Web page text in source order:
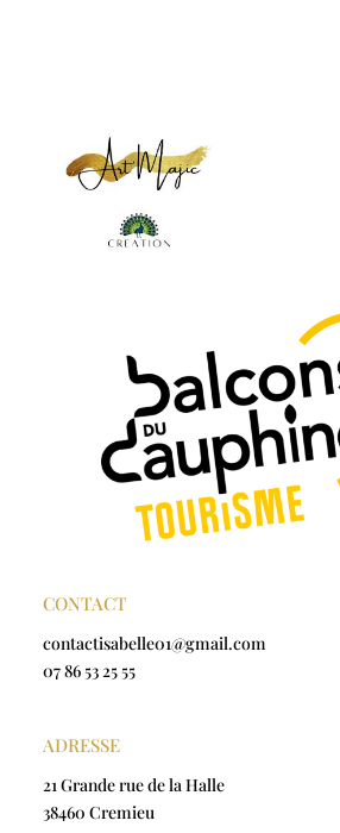
CONTACT
contactisabelle01@gmail.com
07 86 53 25 55
ADRESSE
21 Grande rue de la Halle
38460 Cremieu